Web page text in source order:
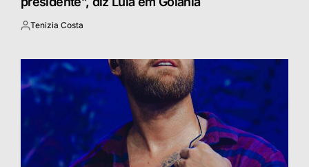
Postado
Tenizia Costa